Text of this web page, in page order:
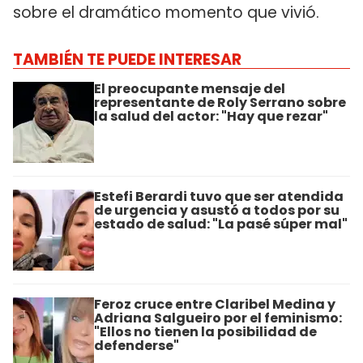
sobre el dramático momento que vivió.
TAMBIÉN TE PUEDE INTERESAR
El preocupante mensaje del
representante de Roly Serrano sobre
la salud del actor: "Hay que rezar"
Estefi Berardi tuvo que ser atendida
de urgencia y asustó a todos por su
estado de salud: "La pasé súper mal"
Feroz cruce entre Claribel Medina y
Adriana Salgueiro por el feminismo:
"Ellos no tienen la posibilidad de
defenderse"